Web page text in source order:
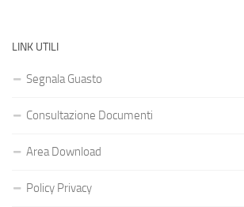
LINK UTILI
Segnala Guasto
Consultazione Documenti
Area Download
Policy Privacy